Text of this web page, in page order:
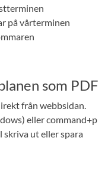
på vårterminen
som PDF
från webbsidan.
eller command+p
skriva ut eller spara